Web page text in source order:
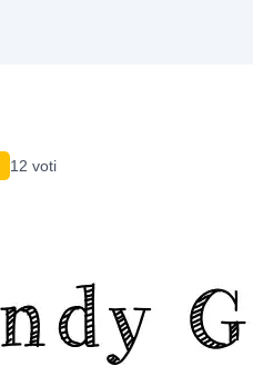
12 voti